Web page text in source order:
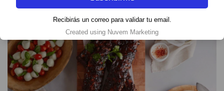
Recibirás un correo para validar tu email.
Created using Nuvem Marketing